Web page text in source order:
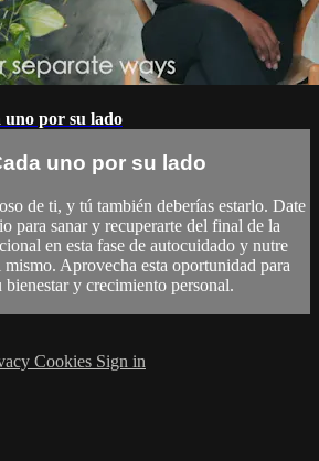
uno por su lado
uno por su lado
de ti, y tú también deberías estarlo. Date
para sanar y recuperarte del final de la
en esta fase de autocuidado y nutre
mismo. Aprovecha esta oportunidad para
bienestar y crecimiento personal.
Cookies Sign in